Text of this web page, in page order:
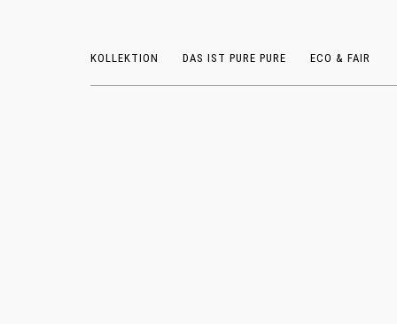
KOLLEKTION DAS IST PURE PURE ECO & FAIR